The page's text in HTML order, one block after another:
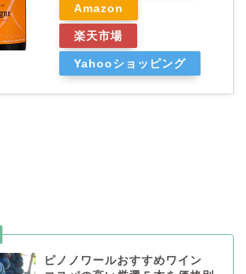
Amazon
楽天市場
Yahooショッピング
ピノノワールおすすめワイン